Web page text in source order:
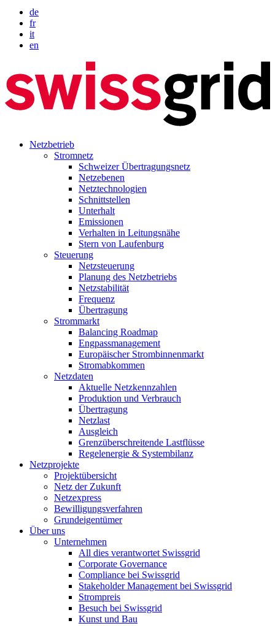
de
fr
it
en
Netzbetrieb
Stromnetz
Schweizer Übertragungsnetz
Netzebenen
Netztechnologien
Schnittstellen
Unterhalt
Emissionen
Verhalten in Leitungsnähe
Stern von Laufenburg
Steuerung
Netzsteuerung
Planung des Netzbetriebs
Netzstabilität
Frequenz
Übertragung
Strommarkt
Balancing Roadmap
Engpassmanagement
Europäischer Strombinnenmarkt
Stromabkommen
Netzdaten
Aktuelle Netzkennzahlen
Produktion und Verbrauch
Übertragung
Netzlast
Ausgleich
Grenzüberschreitende Lastflüsse
Regelenergie & Systembilanz
Netzprojekte
Projektübersicht
Netz der Zukunft
Netzexpress
Bewilligungsverfahren
Grundeigentümer
Über uns
Unternehmen
All dies verantwortet Swissgrid
Corporate Governance
Compliance bei Swissgrid
Stakeholder Management bei Swissgrid
Strompreis
Besuch bei Swissgrid
Kunst und Bau